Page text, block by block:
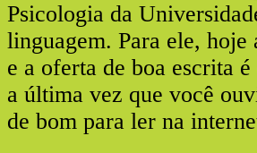
Psicologia da
linguagem. Para ele, hoje
e a oferta de boa escrita
a última vez que você
de bom para ler na